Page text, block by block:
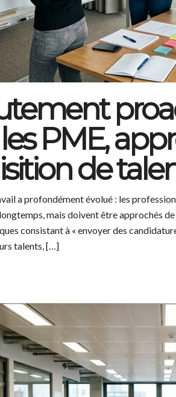
PME,
de
a profondément évolué : les
mais doivent être approchés
consistant à « envoyer des
talents, […]